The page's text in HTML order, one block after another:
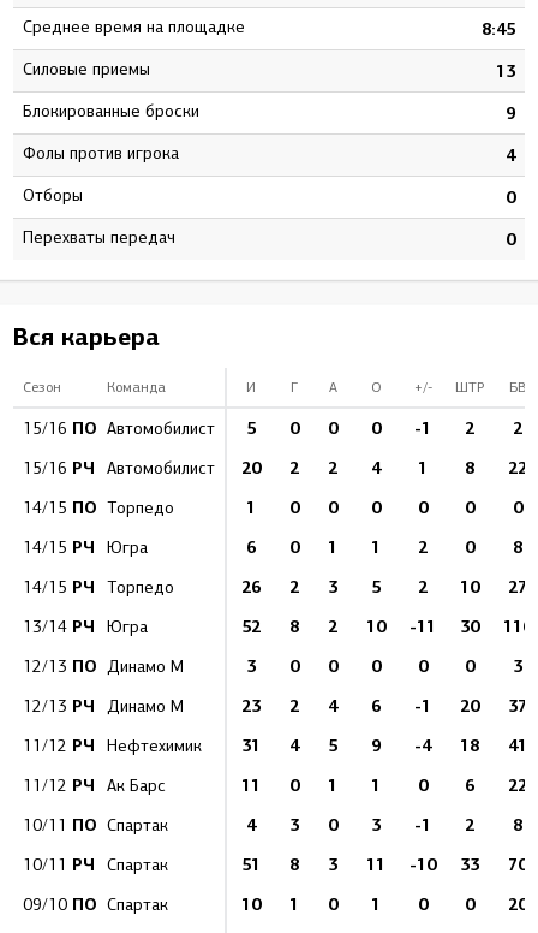
Среднее время на площадке 8:45
Силовые приемы 13
Блокированные броски 9
Фолы против игрока 4
Отборы 0
Перехваты передач 0
Вся карьера
Сезон Команда И Г А О +/- ШТР БВ
15/16 ПО Автомобилист 5 0 0 0 -1 2 2
15/16 РЧ Автомобилист 20 2 2 4 1 8 22
14/15 ПО Торпедо 1 0 0 0 0 0 0
14/15 РЧ Югра 6 0 1 1 2 0 8
14/15 РЧ Торпедо 26 2 3 5 2 10 27
13/14 РЧ Югра 52 8 2 10 -11 30 110
12/13 ПО Динамо М 3 0 0 0 0 0 3
12/13 РЧ Динамо М 23 2 4 6 -1 20 37
11/12 РЧ Нефтехимик 31 4 5 9 -4 18 41
11/12 РЧ Ак Барс 11 0 1 1 0 6 22
10/11 ПО Спартак 4 3 0 3 -1 2 8
10/11 РЧ Спартак 51 8 3 11 -10 33 70
09/10 ПО Спартак 10 1 0 1 0 0 20